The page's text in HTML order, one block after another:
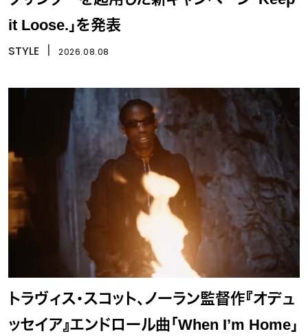
it Loose.」を発表
STYLE 2026.08.08
トラヴィス・スコット、ノーラン監督作『オデュ
ッセイア』エンドロール曲「When I’m Home」